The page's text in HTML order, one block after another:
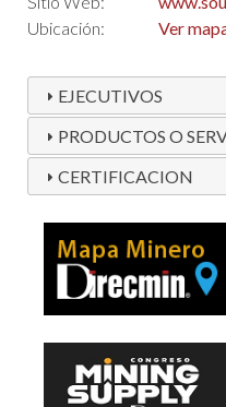
Ubicación:
Ver
EJECUTIVOS
PRODUCTOS O
CERTIFICACION